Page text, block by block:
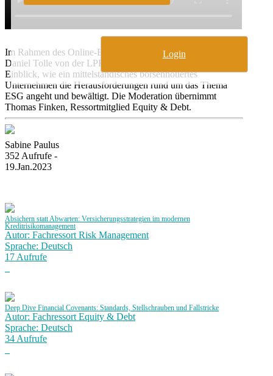
Login
Im Rahmen des Online-Events geben Sascha Schrader und
Daniel Tolle von der LPKF Laser & Electronics SE einen
Einblick, wie ein mittelständisches börsennotiertes
Unternehmen die Herausforderungen rund um das Thema
ESG angeht und bewältigt. Die Moderation übernimmt
Thomas Finken, Ressortmitglied Equity & Debt.
Sabine Paulus
352 Aufrufe -
19.Jan.2023
Absichern statt Abwarten: Versicherungsstrategien im modernen
Kreditrisikomanagement
Autor: Fachressort Risk Management
Sprache: Deutsch
17 Aufrufe
Deep Dive Financial Covenants: Standards, Stellschrauben und Fallstricke
Autor: Fachressort Equity & Debt
Sprache: Deutsch
34 Aufrufe